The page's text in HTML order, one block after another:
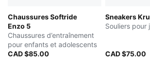
Chaussures Softride
Enzo 5
Chaussures d’entraînement
pour enfants et adolescents
CAD $85.00
Sneakers
Souliers pour
CAD $75.00